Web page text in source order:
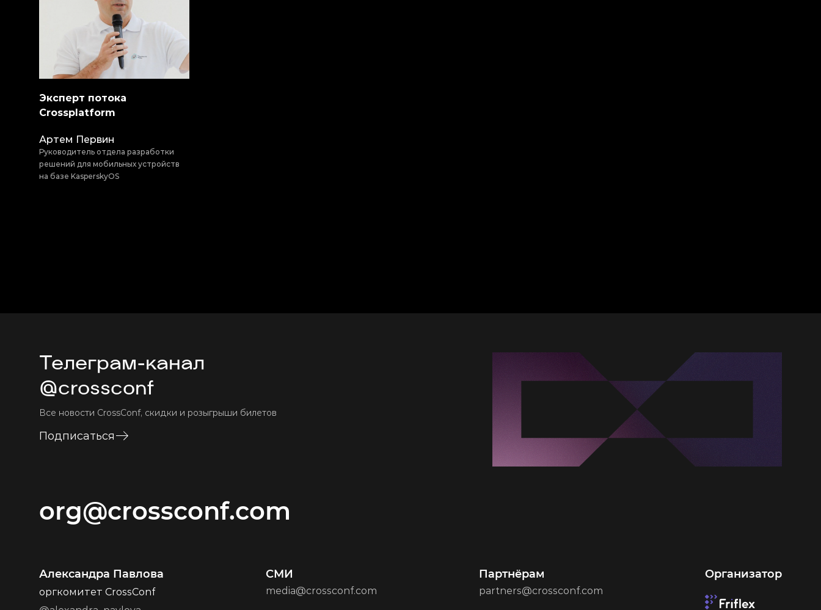
Эксперт потока
Crossplatform
Артем Первин
Руководитель отдела разработки
решений для мобильных устройств
на базе KasperskyOS
Телеграм-канал
@crossconf
Все новости CrossConf, скидки и розыгрыши билетов
Подписаться
org@crossconf.com
Александра Павлова
оргкомитет CrossConf
СМИ
media@crossconf.com
Партнёрам
partners@crossconf.com
Организатор